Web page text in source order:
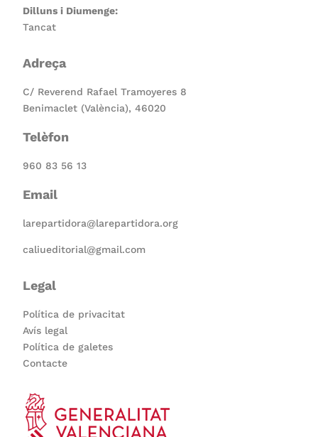
Dilluns i Diumenge:
Tancat
Adreça
C/ Reverend Rafael Tramoyeres 8
Benimaclet (València), 46020
Telèfon
960 83 56 13
Email
larepartidora@larepartidora.org
caliueditorial@gmail.com
Legal
Política de privacitat
Avís legal
Política de galetes
Contacte